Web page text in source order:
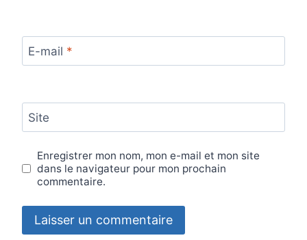
E-mail *
Site
Enregistrer mon nom, mon e-mail et mon site
dans le navigateur pour mon prochain
commentaire.